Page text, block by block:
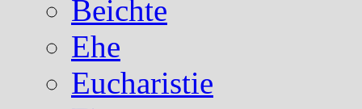
Beichte
Ehe
Eucharistie